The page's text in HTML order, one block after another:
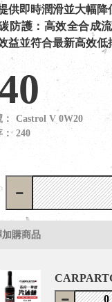
供即時潤滑並大幅降
防護：高效全合成
益並符合最新高效低
Castrol V 0W20
： 240
加購商品